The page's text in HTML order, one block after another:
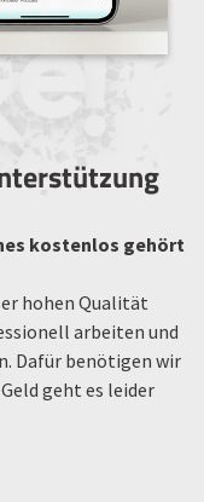
kostenlos gehört
hohen Qualität
arbeiten und
Dafür benötigen wir
geht es leider